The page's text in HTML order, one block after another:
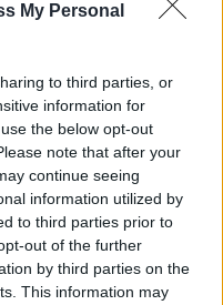
My Personal
to third parties, or
information for
the below opt-out
note that after your
continue seeing
information utilized by
to third parties prior to
out of the further
by third parties on the
This information may
venerdì
appuntamento
Etnografico
2014